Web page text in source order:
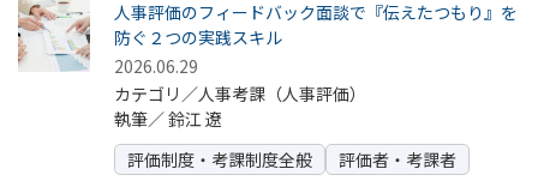
人事評価のフィードバック面談で『伝えたつもり』を
防ぐ２つの実践スキル
2026.06.29
カテゴリ／人事考課（人事評価）
執筆／鈴江 遼
評価制度・考課制度全般
評価者・考課者